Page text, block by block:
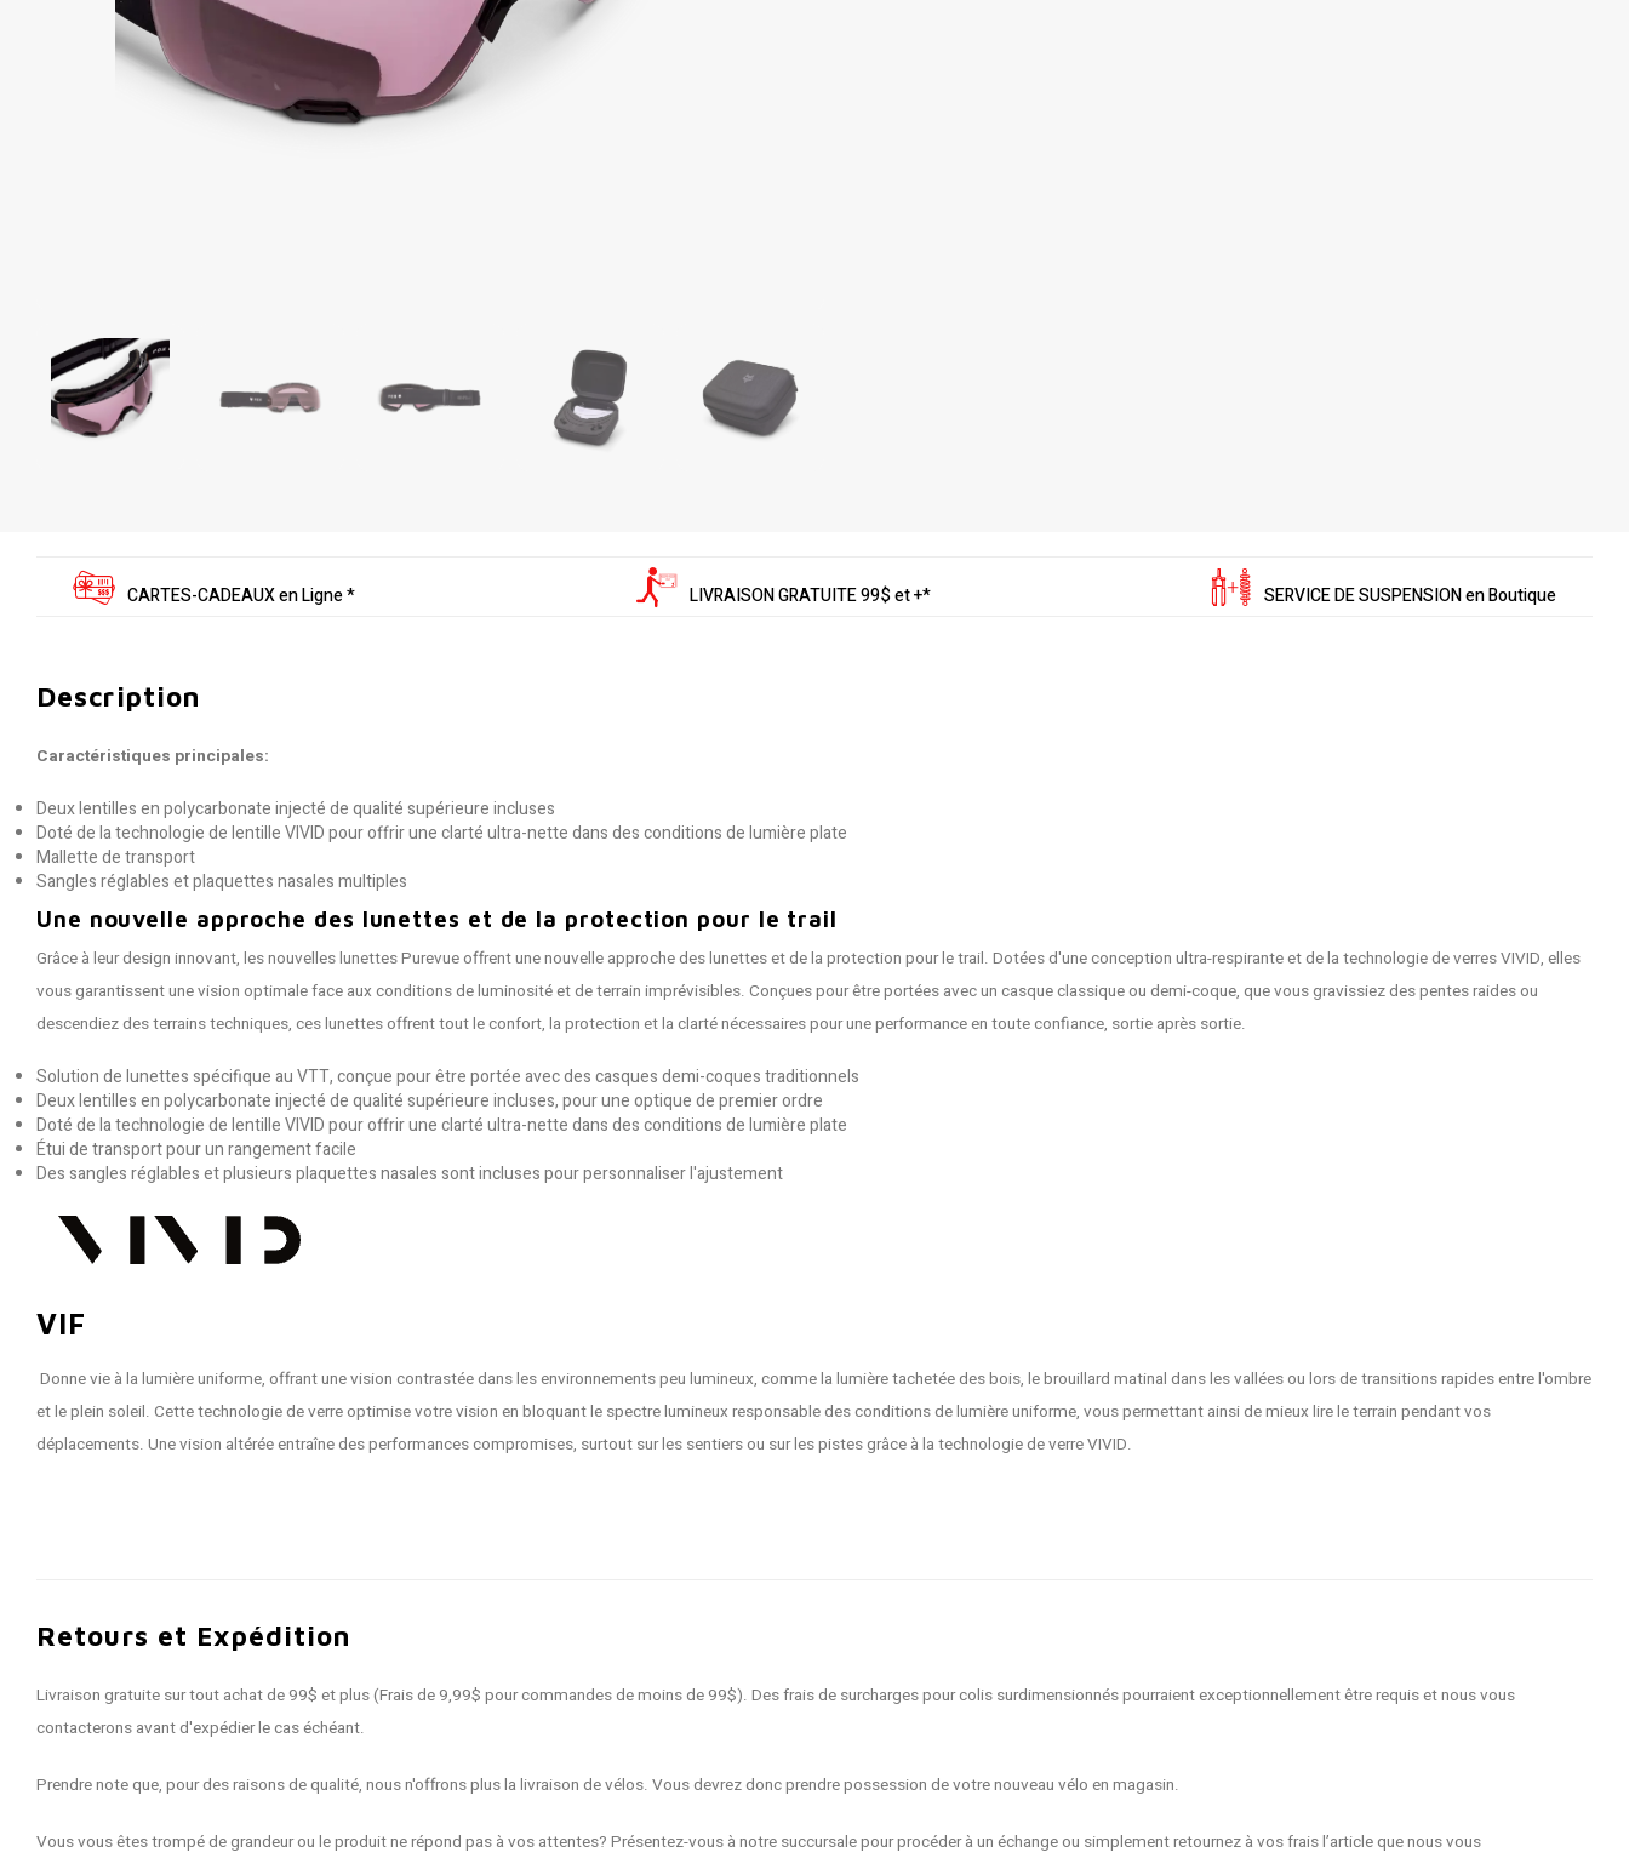
CARTES-CADEAUX en Ligne * LIVRAISON GRATUITE 99$ et +* SERVICE DE SUSPENSION en Boutique
Description
Caractéristiques principales:
Deux lentilles en polycarbonate injecté de qualité supérieure incluses
Doté de la technologie de lentille VIVID pour offrir une clarté ultra-nette dans des conditions de lumière plate
Mallette de transport
Sangles réglables et plaquettes nasales multiples
Une nouvelle approche des lunettes et de la protection pour le trail
Grâce à leur design innovant, les nouvelles lunettes Purevue offrent une nouvelle approche des lunettes et de la protection pour le trail. Dotées d'une conception ultra-respirante et de la technologie de verres VIVID, elles
vous garantissent une vision optimale face aux conditions de luminosité et de terrain imprévisibles. Conçues pour être portées avec un casque classique ou demi-coque, que vous gravissiez des pentes raides ou
descendiez des terrains techniques, ces lunettes offrent tout le confort, la protection et la clarté nécessaires pour une performance en toute confiance, sortie après sortie.
Solution de lunettes spécifique au VTT, conçue pour être portée avec des casques demi-coques traditionnels
Deux lentilles en polycarbonate injecté de qualité supérieure incluses, pour une optique de premier ordre
Doté de la technologie de lentille VIVID pour offrir une clarté ultra-nette dans des conditions de lumière plate
Étui de transport pour un rangement facile
Des sangles réglables et plusieurs plaquettes nasales sont incluses pour personnaliser l'ajustement
VIF
Donne vie à la lumière uniforme, offrant une vision contrastée dans les environnements peu lumineux, comme la lumière tachetée des bois, le brouillard matinal dans les vallées ou lors de transitions rapides entre l'ombre
et le plein soleil. Cette technologie de verre optimise votre vision en bloquant le spectre lumineux responsable des conditions de lumière uniforme, vous permettant ainsi de mieux lire le terrain pendant vos
déplacements. Une vision altérée entraîne des performances compromises, surtout sur les sentiers ou sur les pistes grâce à la technologie de verre VIVID.
Retours et Expédition
Livraison gratuite sur tout achat de 99$ et plus (Frais de 9,99$ pour commandes de moins de 99$). Des frais de surcharges pour colis surdimensionnés pourraient exceptionnellement être requis et nous vous
contacterons avant d'expédier le cas échéant.
Prendre note que, pour des raisons de qualité, nous n'offrons plus la livraison de vélos. Vous devrez donc prendre possession de votre nouveau vélo en magasin.
Vous vous êtes trompé de grandeur ou le produit ne répond pas à vos attentes? Présentez-vous à notre succursale pour procéder à un échange ou simplement retournez à vos frais l’article que nous vous